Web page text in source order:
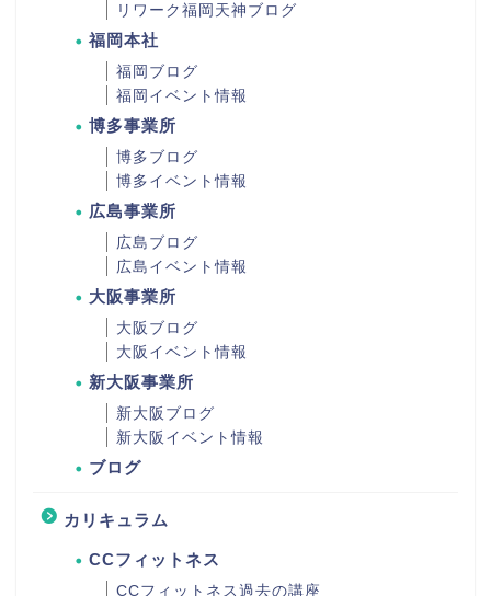
リワーク福岡天神ブログ
福岡本社
福岡ブログ
福岡イベント情報
博多事業所
博多ブログ
博多イベント情報
広島事業所
広島ブログ
広島イベント情報
大阪事業所
大阪ブログ
大阪イベント情報
新大阪事業所
新大阪ブログ
新大阪イベント情報
ブログ
カリキュラム
CCフィットネス
CCフィットネス過去の講座